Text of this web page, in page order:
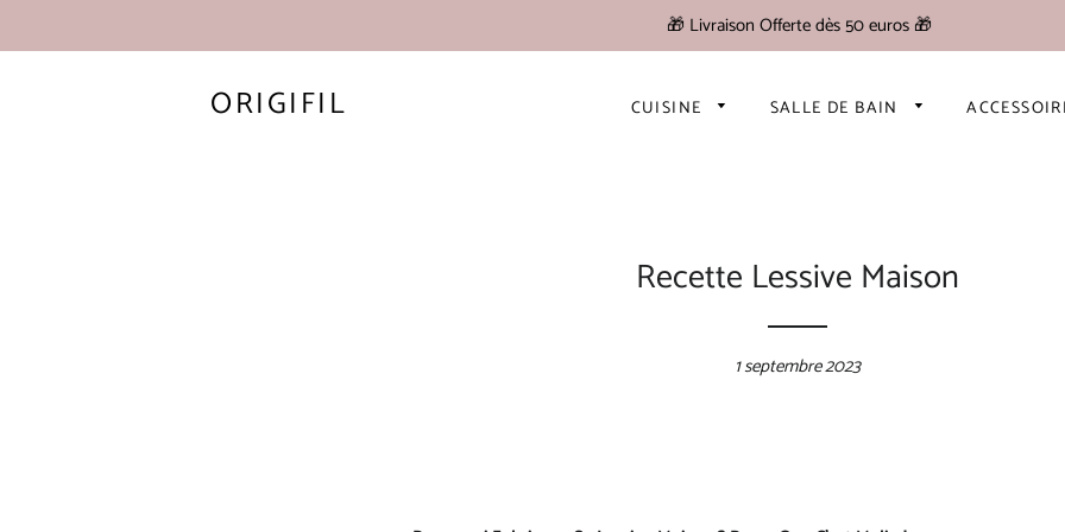
🎁 Livraison Offerte dès 50 euros 🎁
ORIGIFIL CUISINE SALLE DE BAIN
Recette Lessive Maison
1 septembre 2023